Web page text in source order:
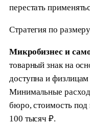
перестать
Стратегия по
Микробизнес и
товарный знак на
доступна и
Минимальные
бюро, стоимость
100 тысяч ₽.